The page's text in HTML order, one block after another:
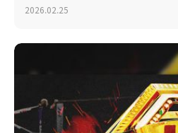
2026.02.25